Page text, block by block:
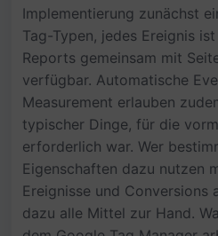
Implementierung zunächst
Tag-Typen, jedes Ereignis
Reports gemeinsam mit
verfügbar. Automatische
Measurement erlauben
typischer Dinge, für die
erforderlich war. Wer
Eigenschaften dazu nutzen
Ereignisse und Conversions
dazu alle Mittel zur Hand.